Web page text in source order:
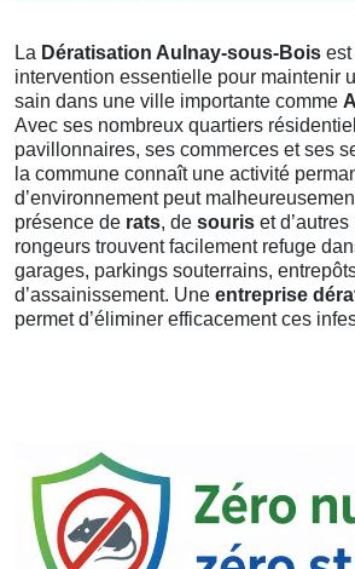
La Dératisation Aulnay-sous-Bois est
intervention essentielle pour maintenir
sain dans une ville importante comme
Avec ses nombreux quartiers
pavillonnaires, ses commerces et ses
la commune connaît une activité
d’environnement peut
présence de rats, de souris et d’autres
rongeurs trouvent facilement refuge
garages, parkings souterrains,
d’assainissement. Une entreprise
permet d’éliminer efficacement ces